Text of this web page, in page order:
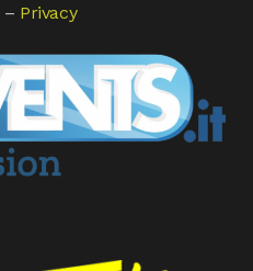
– Privacy